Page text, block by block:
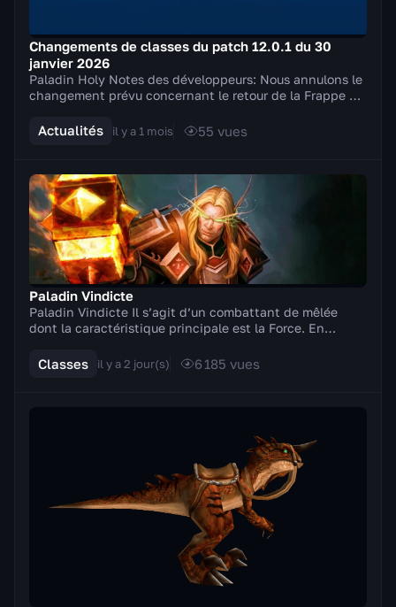
Changements de classes du patch 12.0.1 du 30
janvier 2026
Paladin Holy Notes des développeurs: Nous annulons le
changement prévu concernant le retour de la Frappe du
Actualités il y a 1 mois 55 vues
Paladin Vindicte
Paladin Vindicte Il s’agit d’un combattant de mêlée
dont la caractéristique principale est la Force. En
Classes il y a 2 jour(s) 6 185 vues